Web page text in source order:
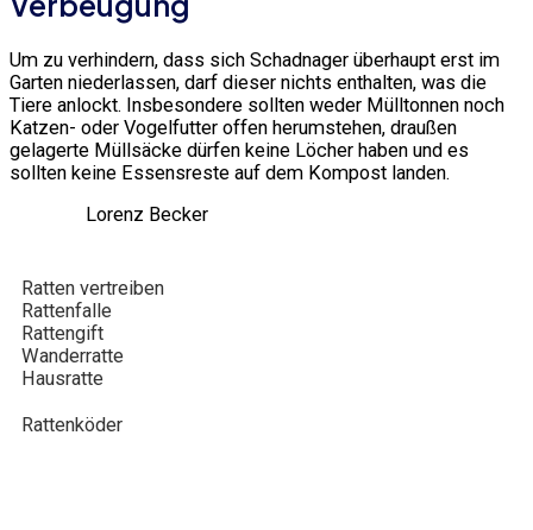
Um zu verhindern, dass sich Schadnager überhaupt erst im
Garten niederlassen, darf dieser nichts enthalten, was die
Tiere anlockt. Insbesondere sollten weder Mülltonnen noch
Katzen- oder Vogelfutter offen herumstehen, draußen
gelagerte Müllsäcke dürfen keine Löcher haben und es
sollten keine Essensreste auf dem Kompost landen.
Lorenz Becker
Ratten vertreiben
Rattenfalle
Rattengift
Wanderratte
Hausratte
Rattenköder